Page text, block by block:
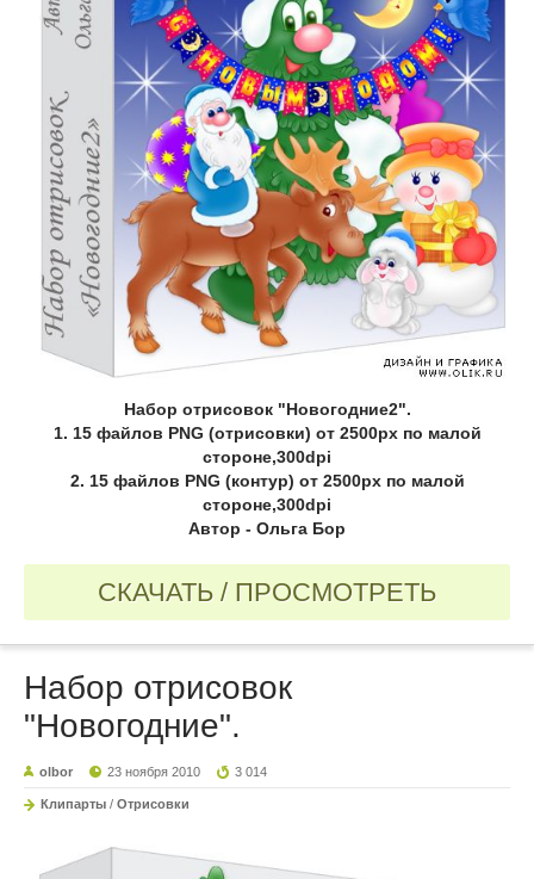
Набор отрисовок "Новогодние2".
1. 15 файлов PNG (отрисовки) от 2500px по малой
стороне,300dpi
2. 15 файлов PNG (контур) от 2500px по малой
стороне,300dpi
Автор - Ольга Бор
СКАЧАТЬ / ПРОСМОТРЕТЬ
Набор отрисовок
"Новогодние".
olbor 23 ноября 2010 3 014
Клипарты / Отрисовки